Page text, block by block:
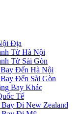
Địa
Từ Hà Nội
Từ Sài Gòn
Đến Hà Nội
Đến Sài Gòn
Bay Khác
Tế
Đi New Zealand